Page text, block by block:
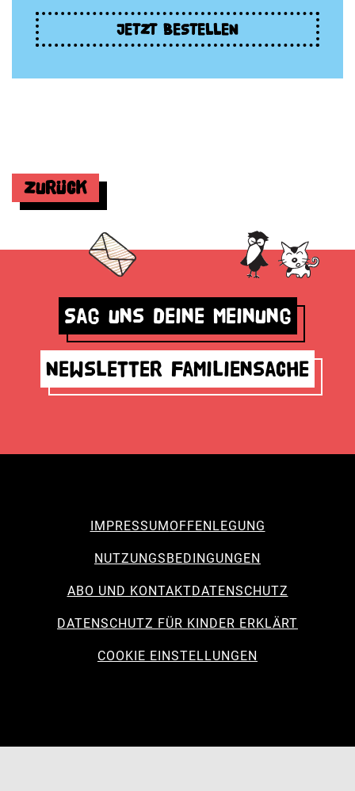
JETZT BESTELLEN
Zurück
Sag uns deine Meinung
Newsletter Familiensache
IMPRESSUM OFFENLEGUNG
NUTZUNGSBEDINGUNGEN
ABO UND KONTAKTDATENSCHUTZ
DATENSCHUTZ FÜR KINDER ERKLÄRT
COOKIE EINSTELLUNGEN